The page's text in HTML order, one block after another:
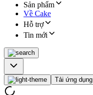
Sản phẩm
Về Cake
Hỗ trợ
Tin mới
Tải ứng dụng